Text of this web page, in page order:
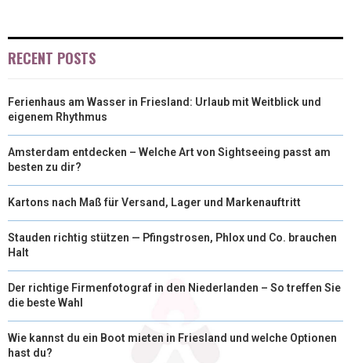
RECENT POSTS
Ferienhaus am Wasser in Friesland: Urlaub mit Weitblick und
eigenem Rhythmus
Amsterdam entdecken – Welche Art von Sightseeing passt am
besten zu dir?
Kartons nach Maß für Versand, Lager und Markenauftritt
Stauden richtig stützen — Pfingstrosen, Phlox und Co. brauchen
Halt
Der richtige Firmenfotograf in den Niederlanden – So treffen Sie
die beste Wahl
Wie kannst du ein Boot mieten in Friesland und welche Optionen
hast du?